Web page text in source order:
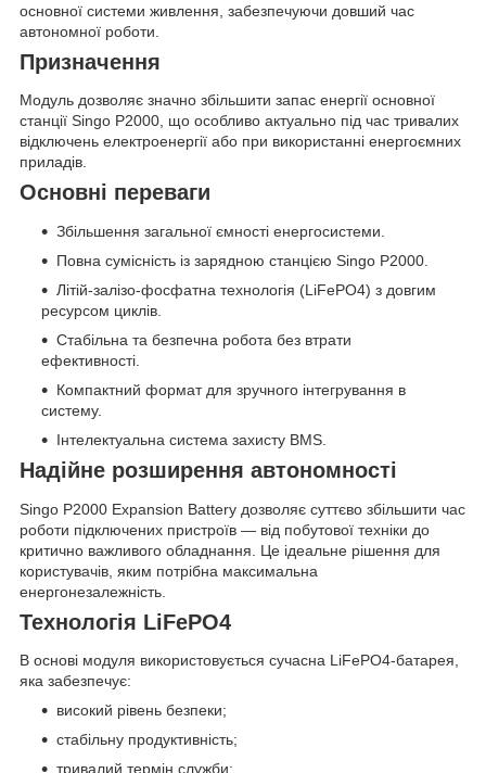
основної системи живлення, забезпечуючи довший час
автономної роботи.
Призначення
Модуль дозволяє значно збільшити запас енергії основної
станції Singo P2000, що особливо актуально під час тривалих
відключень електроенергії або при використанні енергоємних
приладів.
Основні переваги
Збільшення загальної ємності енергосистеми.
Повна сумісність із зарядною станцією Singo P2000.
Літій-залізо-фосфатна технологія (LiFePO4) з довгим
ресурсом циклів.
Стабільна та безпечна робота без втрати
ефективності.
Компактний формат для зручного інтегрування в
систему.
Інтелектуальна система захисту BMS.
Надійне розширення автономності
Singo P2000 Expansion Battery дозволяє суттєво збільшити час
роботи підключених пристроїв — від побутової техніки до
критично важливого обладнання. Це ідеальне рішення для
користувачів, яким потрібна максимальна
енергонезалежність.
Технологія LiFePO4
В основі модуля використовується сучасна LiFePO4-батарея,
яка забезпечує:
високий рівень безпеки;
стабільну продуктивність;
тривалий термін служби;